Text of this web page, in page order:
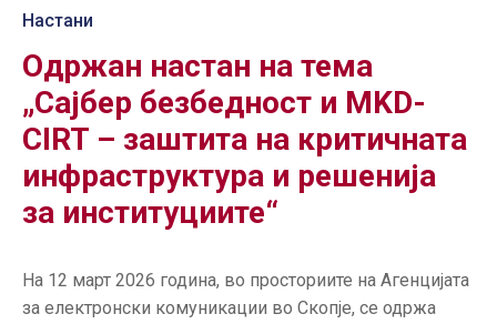
РФ
СПЕКТАР
ТЕЛЕКОМУНИКАЦИИ
АНАЛИЗА
НА
ПАЗАР
ЗА
КОРИСНИЦИ
Настани
Одржан настан на тема
„Сајбер безбедност и MKD-
CIRT – заштита на критичната
инфраструктура и решенија
за институциите“
На 12 март 2026 година, во просториите на Агенцијата
за електронски комуникации во Скопје, се одржа